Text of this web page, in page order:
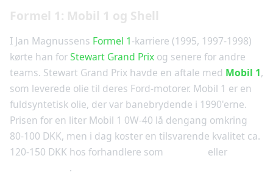
Formel 1: Mobil 1 og Shell
I Jan Magnussens Formel 1-karriere (1995, 1997-1998)
kørte han forStewart Grand Prix og senere for andre
teams. Stewart Grand Prix havde en aftale med Mobil 1,
som leverede olie til deres Ford-motorer. Mobil 1 er en
fuldsyntetisk olie, der var banebrydende i 1990'erne.
Prisen for en liter Mobil 1 0W-40 lå dengang omkring
80-100 DKK, men i dag koster en tilsvarende kvalitet ca.
120-150 DKK hos forhandlere som
eller
.